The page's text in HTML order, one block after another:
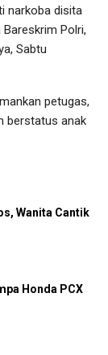
narkoba disita
Bareskrim Polri,
Sabtu
petugas,
berstatus anak
Wanita Cantik
Honda PCX